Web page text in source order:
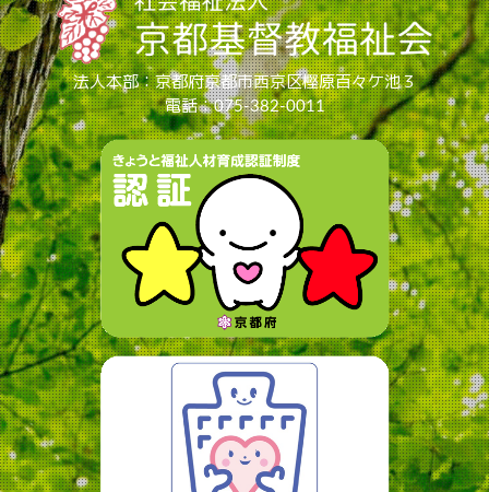
法人本部：京都府京都市西京区樫原百々ケ池３
電話：075-382-0011